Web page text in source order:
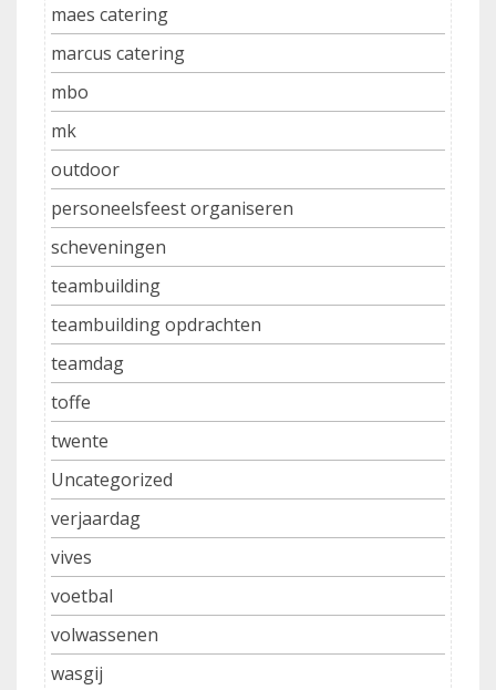
maes catering
marcus catering
mbo
mk
outdoor
personeelsfeest organiseren
scheveningen
teambuilding
teambuilding opdrachten
teamdag
toffe
twente
Uncategorized
verjaardag
vives
voetbal
volwassenen
wasgij